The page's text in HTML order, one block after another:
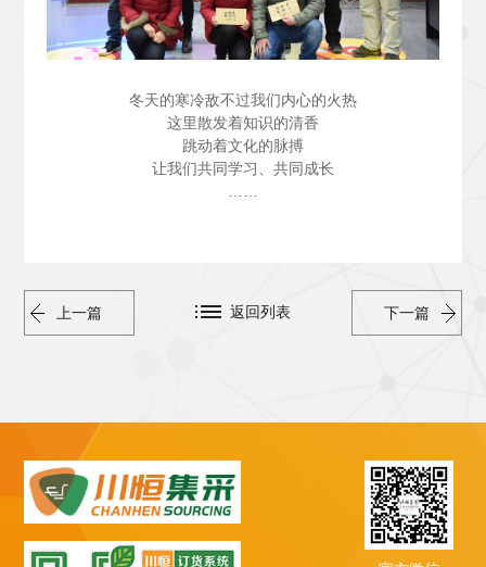
冬天的寒冷敌不过我们内心的火热
这里散发着知识的清香
跳动着文化的脉搏
让我们共同学习、共同成长
上一篇 下一篇
返回列表